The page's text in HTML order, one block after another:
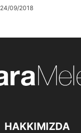
24/09/2018
HAKKIMIZDA